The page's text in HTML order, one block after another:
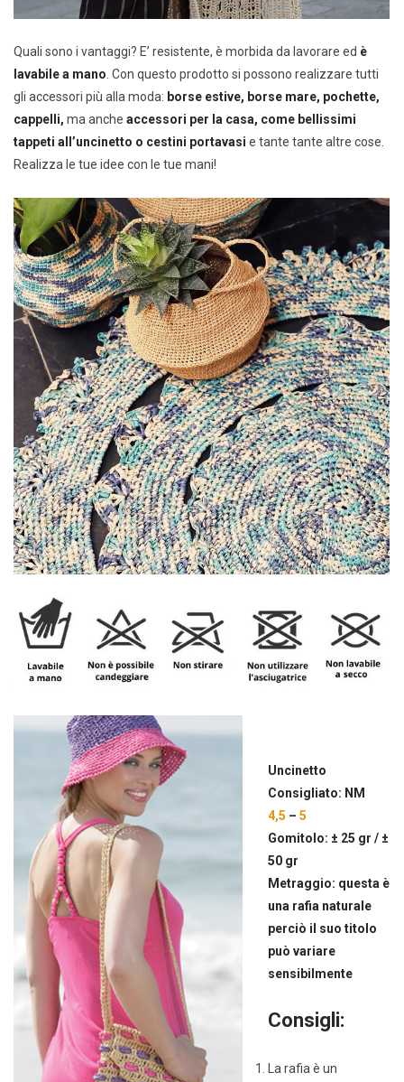
Quali sono i vantaggi? E’ resistente, è morbida da lavorare ed è
lavabile a mano . Con questo prodotto si possono realizzare tutti
gli accessori più alla moda: borse estive, borse mare, pochette,
cappelli, ma anche accessori per la casa, come bellissimi
tappeti all’uncinetto o cestini portavasi e tante tante altre cose.
Realizza le tue idee con le tue mani!
Uncinetto
Consigliato: NM
4,5 – 5
Gomitolo: ± 25 gr / ±
50 gr
Metraggio: questa è
una rafia naturale
perciò il suo titolo
può variare
sensibilmente
Consigli:
La rafia è un